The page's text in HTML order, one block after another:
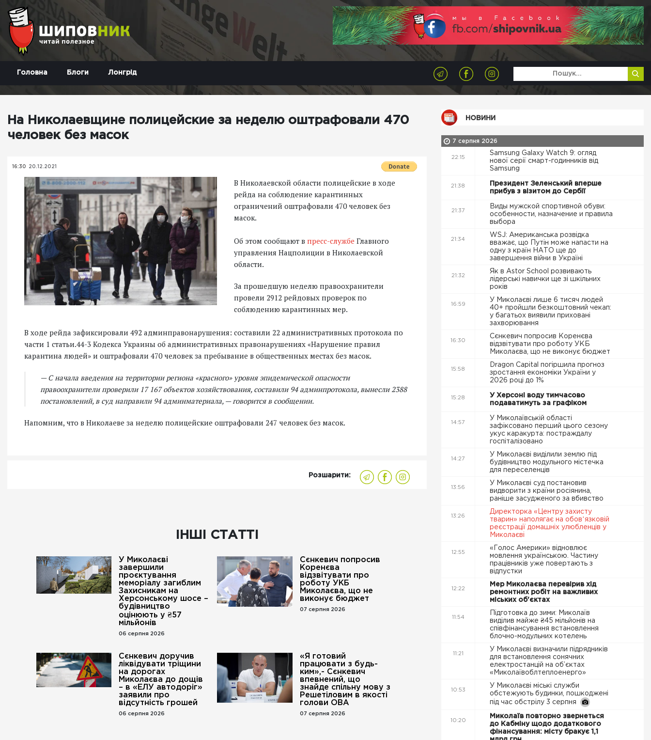
Головна Блоги Лонгрід
На Николаевщине полицейские за неделю оштрафовали 470
человек без масок
16:30 20.12.2021
В Николаевской области полицейские в ходе
рейда на соблюдение карантинных
ограничений оштрафовали 470 человек без
масок.
Об этом сообщают в пресс-службе Главного
управления Нацполиции в Николаевской
области.
За прошедшую неделю правоохранители
провели 2912 рейдовых проверок по
соблюдению карантинных мер.
В ходе рейда зафиксировали 492 админправонарушения: составили 22 административных протокола по
части 1 статьи.44-3 Кодекса Украины об административных правонарушениях «Нарушение правил
карантина людей» и оштрафовали 470 человек за пребывание в общественных местах без масок.
— С начала введения на территории региона «красного» уровня эпидемической опасности
правоохранители проверили 17 167 объектов хозяйствования, составили 94 админпротокола, вынесли 2388
постановлений, в суд направили 94 админматериала, — говорится в сообщении.
Напомним, что в Николаеве за неделю полицейские оштрафовали 247 человек без масок.
Розшарити:
ІНШІ СТАТТІ
У Миколаєві
завершили
проєктування
меморіалу загиблим
Захисникам на
Херсонському шосе –
будівництво
оцінюють у ₴57
мільйонів
06 серпня 2026
Сєнкевич попросив
Коренєва
відзвітувати про
роботу УКБ
Миколаєва, що не
виконує бюджет
07 серпня 2026
Сєнкевич доручив
ліквідувати тріщини
на дорогах
Миколаєва до дощів
– в «ЕЛУ автодоріг»
заявили про
відсутність грошей
06 серпня 2026
«Я готовий
працювати з будь-
ким»,- Сєнкевич
впевнений, що
знайде спільну мову з
Решетіловим в якості
голови ОВА
07 серпня 2026
НОВИНИ
7 серпня 2026
22:15
Samsung Galaxy Watch 9: огляд
нової серії смарт-годинників від
Samsung
21:38
Президент Зеленський вперше
прибув з візитом до Сербії
21:37
Виды мужской спортивной обуви:
особенности, назначение и правила
выбора
21:34
WSJ: Американська розвідка
вважає, що Путін може напасти на
одну з країн НАТО ще до
завершення війни в Україні
21:32
Як в Astor School розвивають
лідерські навички ще зі шкільних
років
16:59
У Миколаєві лише 6 тисяч людей
40+ пройшли безкоштовний чекап:
у багатьох виявили приховані
захворювання
16:30
Сєнкевич попросив Коренєва
відзвітувати про роботу УКБ
Миколаєва, що не виконує бюджет
15:58
Dragon Capital погіршила прогноз
зростання економіки України у
2026 році до 1%
15:28
У Херсоні воду тимчасово
подаватимуть за графіком
14:57
У Миколаївській області
зафіксовано перший цього сезону
укус каракурта: постраждалу
госпіталізовано
14:27
У Миколаєві виділили землю під
будівництво модульного містечка
для переселенців
13:56
У Миколаєві суд постановив
видворити з країни росіянина,
раніше засудженого за вбивство
13:26
Директорка «Центру захисту
тварин» наполягає на обовʼязковій
реєстрації домашніх улюбленців у
Миколаєві
12:55
«Голос Америки» відновлює
мовлення українською. Частину
працівників уже повертають з
відпустки
12:22
Мер Миколаєва перевірив хід
ремонтних робіт на важливих
міських об'єктах
11:54
Підготовка до зими: Миколаїв
виділив майже ₴45 мільйонів на
співфінансування встановлення
блочно-модульних котелень
11:21
У Миколаєві визначили підрядників
для встановлення сонячних
електростанцій на об’єктах
«Миколаївоблтеплоенерго»
10:53
У Миколаєві міські служби
обстежують будинки, пошкоджені
під час обстрілу 3 серпня
10:20
Миколаїв повторно звернеться
до Кабміну щодо додаткового
фінансування: місту бракує 1,1